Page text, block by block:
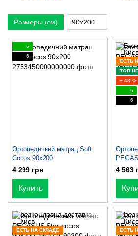
Размеры (см) 90х200
6
6
Ортопедичний матрац Soft
Cocos 90х200
4 299 грн
Купить
ЕСТЬ
ТОП
− 48 %
6
6
4 563
ЕСТЬ НА СКЛАДЕ
ЕСТЬ